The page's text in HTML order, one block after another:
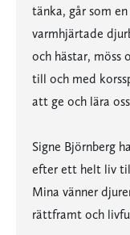
tänka, går som
varmhjärtade
och hästar, möss
till och med
att ge och lära
Signe Björnberg
efter ett helt liv
Mina vänner
rättframt och